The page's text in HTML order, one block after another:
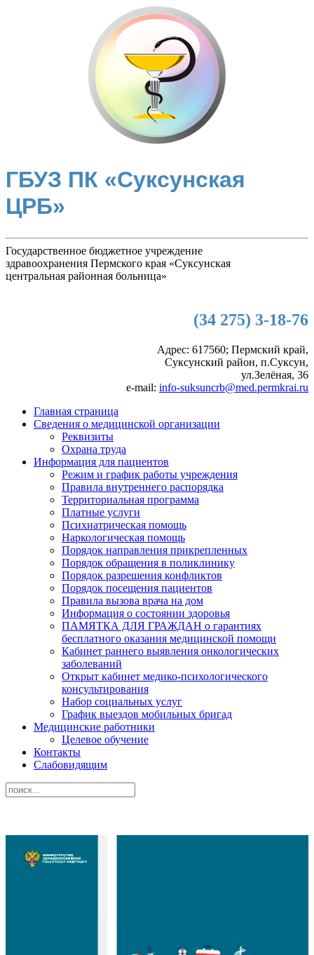
ГБУЗ ПК «Суксунская
ЦРБ»
Государственное бюджетное учреждение
здравоохранения Пермского края «Суксунская
центральная районная больница»
(34 275) 3-18-76
Адрес: 617560; Пермский край,
Суксунский район, п.Суксун,
ул.Зелёная, 36
e-mail: info-suksuncrb@med.permkrai.ru
Главная страница
Сведения о медицинской организации
Реквизиты
Охрана труда
Информация для пациентов
Режим и график работы учреждения
Правила внутреннего распорядка
Территориальная программа
Платные услуги
Психиатрическая помощь
Наркологическая помощь
Порядок направления прикрепленных
Порядок обращения в поликлинику
Порядок разрешения конфликтов
Порядок посещения пациентов
Правила вызова врача на дом
Информация о состоянии здоровья
ПАМЯТКА ДЛЯ ГРАЖДАН о гарантиях
бесплатного оказания медицинской помощи
Кабинет раннего выявления онкологических
заболеваний
Открыт кабинет медико-психологического
консультирования
Набор социальных услуг
График выездов мобильных бригад
Медицинские работники
Целевое обучение
Контакты
Слабовидящим